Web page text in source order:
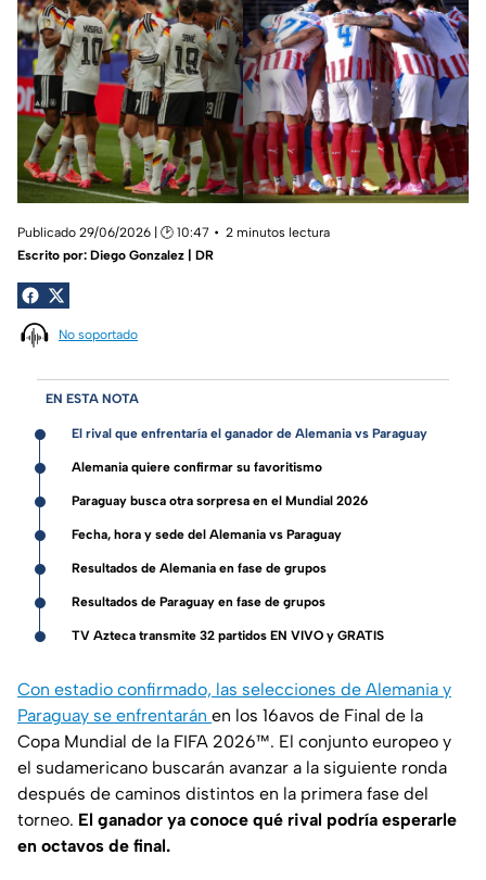
Publicado 29/06/2026 | 🕑 10:47
2 minutos lectura
Escrito por: Diego Gonzalez | DR
No soportado
EN ESTA NOTA
El rival que enfrentaría el ganador de Alemania vs Paraguay
Alemania quiere confirmar su favoritismo
Paraguay busca otra sorpresa en el Mundial 2026
Fecha, hora y sede del Alemania vs Paraguay
Resultados de Alemania en fase de grupos
Resultados de Paraguay en fase de grupos
TV Azteca transmite 32 partidos EN VIVO y GRATIS
Con estadio confirmado, las selecciones de Alemania y
Paraguay se enfrentarán en los 16avos de Final de la
Copa Mundial de la FIFA 2026™. El conjunto europeo y
el sudamericano buscarán avanzar a la siguiente ronda
después de caminos distintos en la primera fase del
torneo. El ganador ya conoce qué rival podría esperarle
en octavos de final.